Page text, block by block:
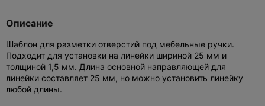
Описание
Шаблон для разметки отверстий под мебельные ручки.
Подходит для установки на линейки шириной 25 мм и
толщиной 1,5 мм. Длина основной направляющей для
линейки составляет 25 мм, но можно установить линейку
любой длины.